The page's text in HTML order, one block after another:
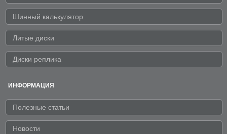
Шинный калькулятор
Литые диски
Диски реплика
ИНФОРМАЦИЯ
Полезные статьи
Новости